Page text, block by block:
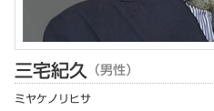
三宅紀久 （男性）
ミヤケノリヒサ